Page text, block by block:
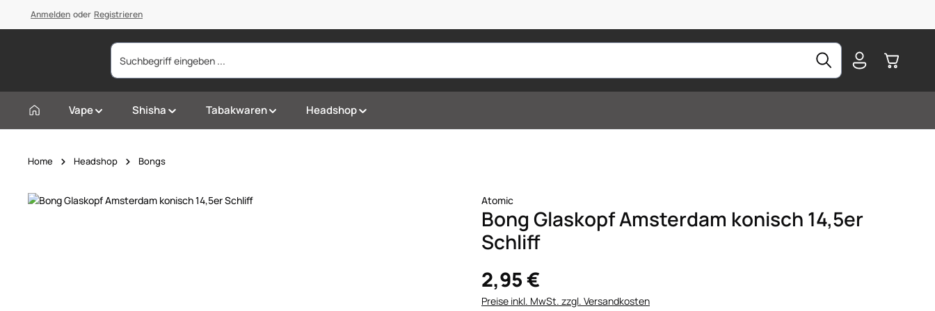
Zur Hauptnavigation springen
Anmelden oder Registrieren
Vape Shisha Tabakwaren Headshop
Home Headshop Bongs
Bildergalerie überspringen Atomic
Bong Glaskopf Amsterdam konisch 14,5er
Schliff
2,95 €
Preise inkl. MwSt. zzgl. Versandkosten